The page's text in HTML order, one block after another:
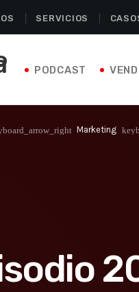
SERVICIOS
PODCAST
Marketing